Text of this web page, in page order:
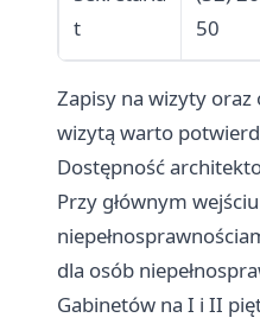
t
50
Zapisy na wizyty
wizytą warto
Dostępność
Przy głównym
dla osób
Gabinetów na I i II